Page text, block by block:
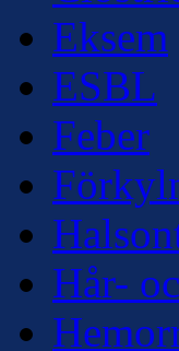
Eksem
ESBL
Feber
Hår-